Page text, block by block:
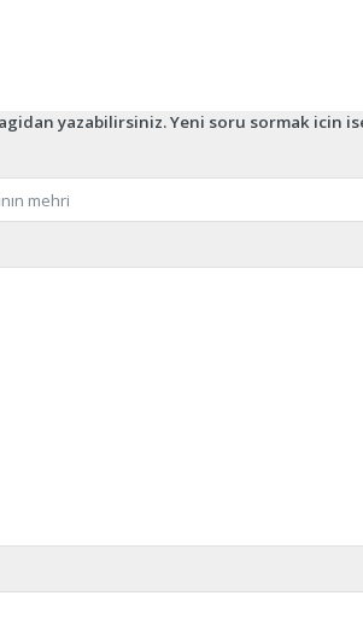
yazabilirsiniz. Yeni soru sormak icin